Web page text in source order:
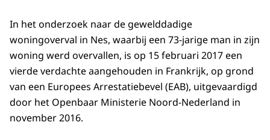
In het onderzoek naar de gewelddadige
woningoverval in Nes, waarbij een 73-jarige man in zijn
woning werd overvallen, is op 15 februari 2017 een
vierde verdachte aangehouden in Frankrijk, op grond
van een Europees Arrestatiebevel (EAB), uitgevaardigd
door het Openbaar Ministerie Noord-Nederland in
november 2016.